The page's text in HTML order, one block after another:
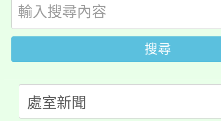
田徑場及游泳池舉行。
桃園市低收入戶享有免
視費優惠，中低收入戶
半價優惠，詳情可洽有
者。
大園自造教育及科技中
份教師增能研習
大溪自造教育及科技中
份教師研習
淨零綠生活教案入校路
會
115年食農教育專業人
搜尋